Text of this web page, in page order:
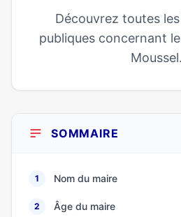
Découvrez toutes
publiques concernant
Moussel.
SOMMAIRE
1 Nom du maire
2 Âge du maire